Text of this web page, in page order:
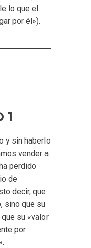
lo que el
por él»).
1
y sin haberlo
vender a
perdido
de
decir, que
sino que su
su «valor
por